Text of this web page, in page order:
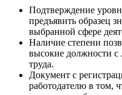
Подтверждение
предъявить образец
выбранной сфере
Наличие степени
высокие должности
труда.
Документ с
работодателю в том,